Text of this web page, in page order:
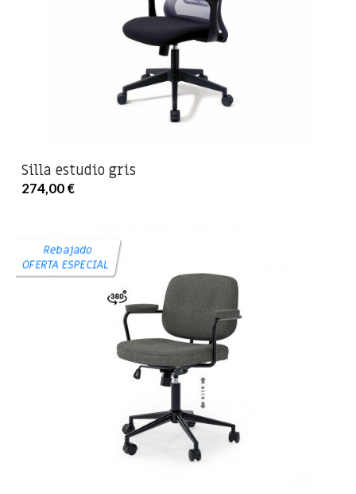
Silla estudio gris
274,00 €
Rebajado
OFERTA ESPECIAL